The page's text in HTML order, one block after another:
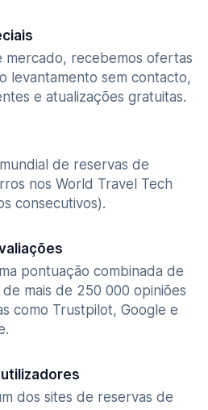
mercado, recebemos ofertas
levantamento sem contacto,
e atualizações gratuitas.
de reservas de
nos World Travel Tech
consecutivos).
pontuação combinada de
mais de 250 000 opiniões
como Trustpilot, Google e
dos sites de reservas de